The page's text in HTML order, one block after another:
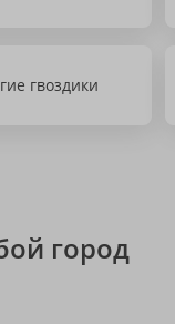
гвоздики
город